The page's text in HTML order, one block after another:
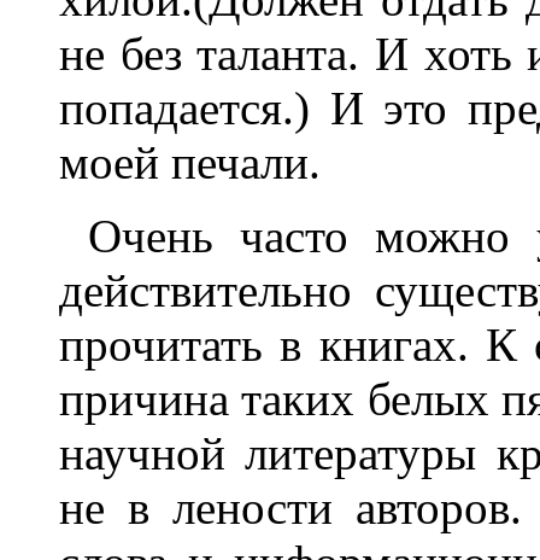
не без таланта. И хоть
попадается.) И это
моей печали.
Очень часто можно
действительно
прочитать в книгах.
причина таких белых
научной литературы
не в лености